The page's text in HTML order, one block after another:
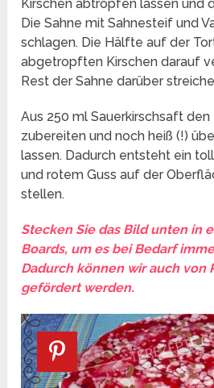
Kirschen abtropfen lassen und
Die Sahne mit Sahnesteif und
schlagen. Die Hälfte auf der
abgetropften Kirschen darauf
Rest der Sahne darüber
Aus 250 ml Sauerkirschsaft den
zubereiten und noch heiß (!)
lassen. Dadurch entsteht ein
und rotem Guss auf der
stellen.
Stecken Sie das Bild unten in
Boards, um es bei Bedarf
Dadurch können wir auch von
gefördert werden.